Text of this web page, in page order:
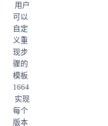
用户
可以
自定
义重
现步
骤的
模板
1664
实现
每个
版本